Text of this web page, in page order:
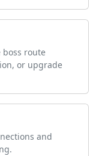
boss route
or upgrade
and